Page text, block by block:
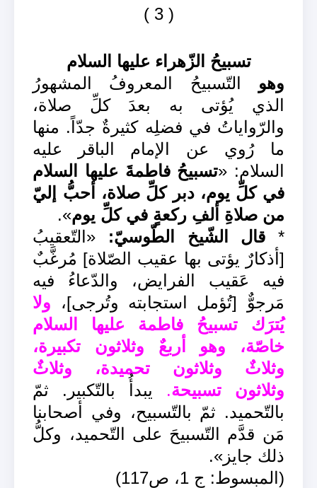
( 3 )
تسبيحُ الزّهراء عليها السلام
وهو التّسبيحُ المعروفُ المشهورُ
الذي يُؤتى به بعدَ كلِّ صلاة،
والرّواياتُ في فضلِه كثيرةٌ جدّاً. منها
ما رُوي عن الإمام الباقر عليه
السلام: «تسبيحُ فاطمةَ عليها السلام
في كلِّ يوم، دبر كلِّ صلاة، أحبُّ إليّ
من صلاةِ ألفِ ركعةٍ في كلِّ يوم».
* قال الشّيخ الطّوسيّ: «التّعقيبُ
[أذكارٌ يؤتى بها عقيب الصّلاة] مُرغَّبٌ
فيه عَقيب الفرايض، والدّعاءُ فيه
مَرجوٌّ [تُؤمل استجابته وتُرجى]، ولا
يُترَك تسبيحُ فاطمة عليها السلام
خاصّة، وهو أربعٌ وثلاثون تكبيرة،
وثلاثٌ وثلاثون تحميدة، وثلاثٌ
وثلاثون تسبيحة. يبدأُ بالتّكبير. ثمّ
بالتّحميد. ثمّ بالتّسبيح، وفي أصحابنا
مَن قدَّم التّسبيحَ على التّحميد، وكلُّ
ذلك جايز».
(المبسوط: ج 1، ص117)